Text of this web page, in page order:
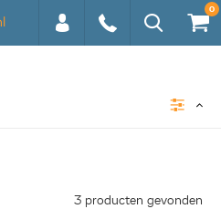
0
3 producten gevonden